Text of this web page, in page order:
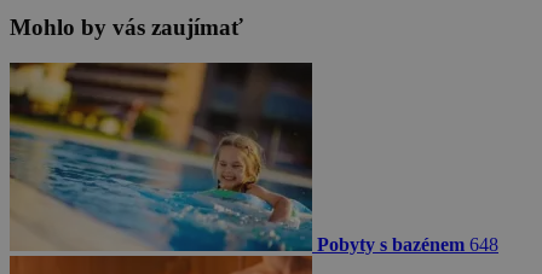
Mohlo by vás zaujímať
Pobyty s bazénem 648